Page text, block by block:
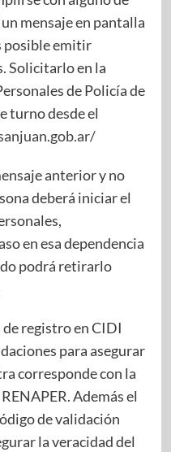
mensaje en pantalla
posible emitir
Solicitarlo en la
de Policía de
turno desde el
anterior y no
deberá iniciar el
en esa dependencia
podrá retirarlo
registro en CIDI
para asegurar
corresponde con la
Además el
de validación
la veracidad del